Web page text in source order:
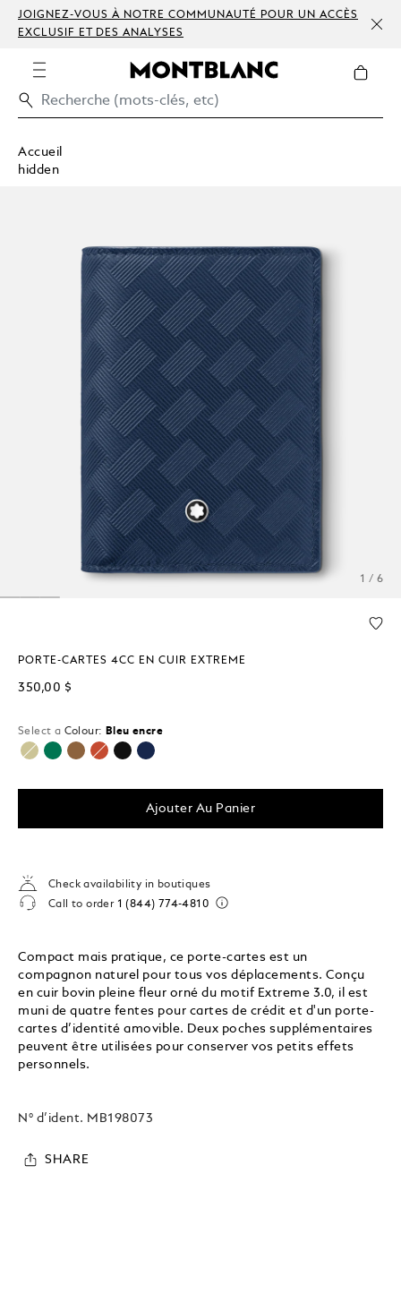
JOIGNEZ-VOUS À NOTRE COMMUNAUTÉ POUR UN ACCÈS
EXCLUSIF ET DES ANALYSES
Accueil
hidden
1 / 6
PORTE-CARTES 4CC EN CUIR EXTREME
350,00 $
Select a Colour: Bleu encre
sélectionné
Ajouter Au Panier
Check availability in boutiques
Call to order 1 (844) 774-4810
Compact mais pratique, ce porte-cartes est un
compagnon naturel pour tous vos déplacements. Conçu
en cuir bovin pleine fleur orné du motif Extreme 3.0, il est
muni de quatre fentes pour cartes de crédit et d'un porte-
cartes d’identité amovible. Deux poches supplémentaires
peuvent être utilisées pour conserver vos petits effets
personnels.
N° d’ident. MB198073
SHARE